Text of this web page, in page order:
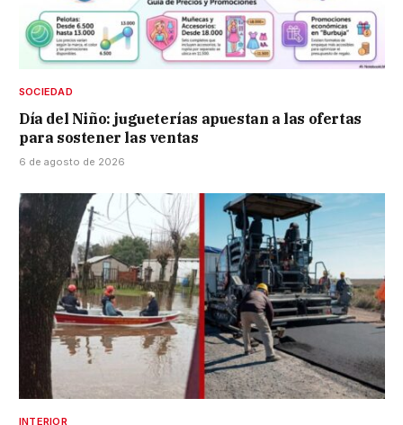
SOCIEDAD
Día del Niño: jugueterías apuestan a las ofertas
para sostener las ventas
6 de agosto de 2026
INTERIOR